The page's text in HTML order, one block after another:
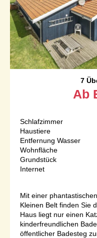
7
Ab
Schlafzimmer
Haustiere
Entfernung Wasser
Wohnfläche
Grundstück
Internet
Mit einer
Kleinen Belt finden Sie
Haus liegt nur einen
kinderfreundlichen
öffentlicher Badesteg